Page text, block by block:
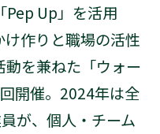
Pep Up」を活用
け作りと職場の活性
を兼ねた「ウォー
開催。2024年は全
が、個人・チーム